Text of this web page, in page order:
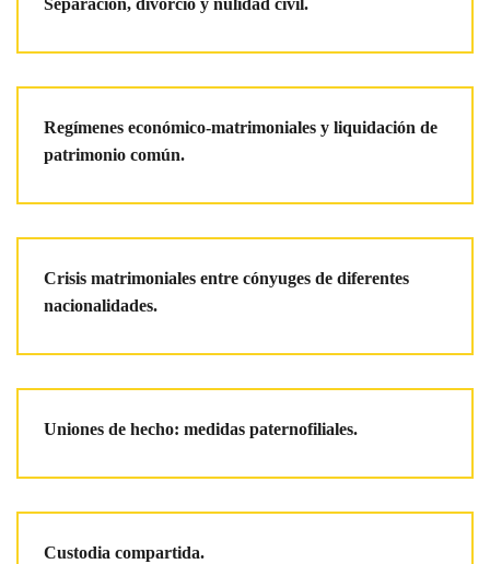
Separación, divorcio y nulidad civil.
Regímenes económico-matrimoniales y liquidación de
patrimonio común.
Crisis matrimoniales entre cónyuges de diferentes
nacionalidades.
Uniones de hecho: medidas paternofiliales.
Custodia compartida.